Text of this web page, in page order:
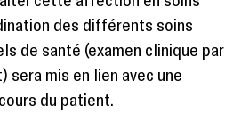
des différents soins
de santé (examen clinique par
sera mis en lien avec une
du patient.